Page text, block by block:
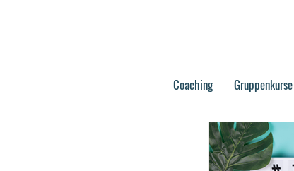
Coaching Gruppenkurse